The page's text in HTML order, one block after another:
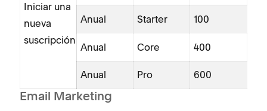
Iniciar una
nueva
suscripción
Anual Starter 100
Anual Core 400
Anual Pro
600
Email Marketing